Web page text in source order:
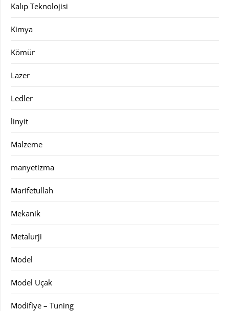
Kalıp Teknolojisi
Kimya
Kömür
Lazer
Ledler
linyit
Malzeme
manyetizma
Marifetullah
Mekanik
Metalurji
Model
Model Uçak
Modifiye – Tuning